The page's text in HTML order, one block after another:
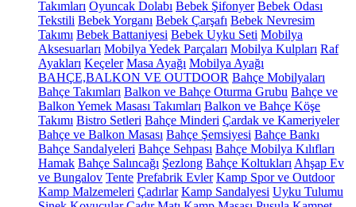
Takımları Oyuncak Dolabı Bebek Şifonyer Bebek Odası
Tekstili Bebek Yorganı Bebek Çarşafı Bebek Nevresim
Takımı Bebek Battaniyesi Bebek Uyku Seti Mobilya
Aksesuarları Mobilya Yedek Parçaları Mobilya Kulpları Raf
Ayakları Keçeler Masa Ayağı Mobilya Ayağı
BAHÇE,BALKON VE OUTDOOR Bahçe Mobilyaları
Bahçe Takımları Balkon ve Bahçe Oturma Grubu Bahçe ve
Balkon Yemek Masası Takımları Balkon ve Bahçe Köşe
Takımı Bistro Setleri Bahçe Minderi Çardak ve Kameriyeler
Bahçe ve Balkon Masası Bahçe Şemsiyesi Bahçe Bankı
Bahçe Sandalyeleri Bahçe Sehpası Bahçe Mobilya Kılıfları
Hamak Bahçe Salıncağı Şezlong Bahçe Koltukları Ahşap Ev
ve Bungalov Tente Prefabrik Evler Kamp Spor ve Outdoor
Kamp Malzemeleri Çadırlar Kamp Sandalyesi Uyku Tulumu